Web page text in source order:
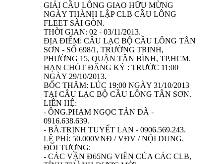
GIẢI CẦU LÔNG GIAO HỮU MỪNG
NGÀY THÀNH LẬP CLB CẦU LÔNG
FLEET SÀI GÒN.
THỜI GIAN: 02 - 03/11/2013.
ĐỊA ĐIỂM: CÂU LẠC BỘ CẦU LÔNG TÂN
SƠN - SỐ 698/1, TRƯỜNG TRINH,
PHƯỜNG 15, QUẬN TÂN BÌNH, TP.HCM.
HẠN CHÓT ĐĂNG KÝ : TRƯỚC 11:00
NGÀY 29/10/2013.
BỐC THĂM: LÚC 19:00 NGÀY 31/10/2013
TẠI CÂU LẠC BỘ CẦU LÔNG TÂN SƠN.
LIÊN HỆ:
- ÔNG.PHẠM NGỌC TẢN ĐÀ -
0916.638.639.
- BÀ.TRỊNH TUYẾT LAN - 0906.569.243.
LỆ PHÍ: 50.000VNĐ / VĐV / NỘI DUNG.
ĐỐI TƯỢNG:
- CÁC VẬN Đ65NG VIÊN CỦA CÁC CLB,